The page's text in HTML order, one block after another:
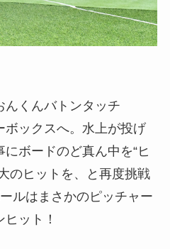
んくんバトンタッチ
ボックスへ。水上が投げ
ボードのど真ん中を“ヒ
のヒットを、と再度挑戦
ルはまさかのピッチャー
ット！